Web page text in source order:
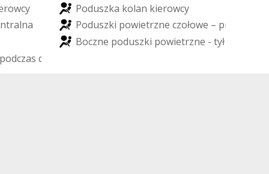
rowcy Poduszka kolan kierowcy
ntralna Poduszki powietrzne czołowe – pr
Boczne poduszki powietrzne - tył
podczas d